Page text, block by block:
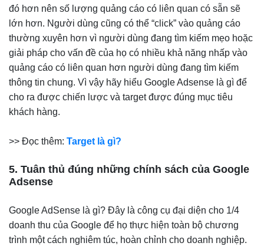
đó hơn nên số lượng quảng cáo có liên quan có sẵn sẽ
lớn hơn. Người dùng cũng có thể “click” vào quảng cáo
thường xuyên hơn vì người dùng đang tìm kiếm mẹo hoặc
giải pháp cho vấn đề của họ có nhiều khả năng nhấp vào
quảng cáo có liên quan hơn người dùng đang tìm kiếm
thông tin chung. Vì vậy hãy hiểu Google Adsense là gì để
cho ra được chiến lược và target được đúng mục tiêu
khách hàng.
>> Đọc thêm: Target là gì?
5. Tuân thủ đúng những chính sách của Google
Adsense
Google AdSense là gì? Đây là công cụ đại diện cho 1/4
doanh thu của Google để họ thực hiện toàn bộ chương
trình một cách nghiêm túc, hoàn chỉnh cho doanh nghiệp.